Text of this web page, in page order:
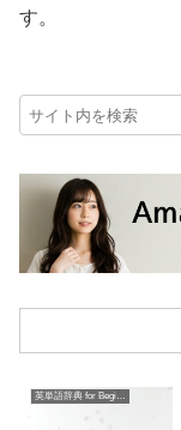
す。
英単語辞典 for Beginners